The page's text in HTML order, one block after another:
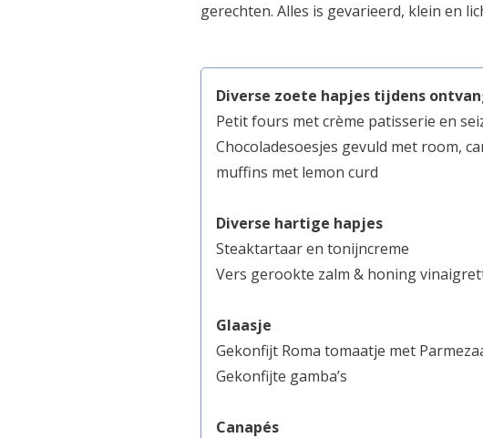
gerechten. Alles is gevarieerd, klein en
Diverse zoete hapjes tijdens
Petit fours met crème patisserie en
Chocoladesoesjes gevuld met room,
muffins met lemon curd
Diverse hartige hapjes
Steaktartaar en tonijncreme
Vers gerookte zalm & honing
Glaasje
Gekonfijt Roma tomaatje met
Gekonfijte gamba’s
Canapés